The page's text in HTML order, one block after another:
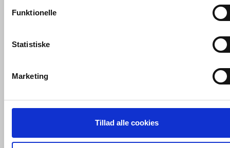
marketingcookies, som vi bruger til at målrette vores
markedsføring med henblik på annonceindhold, som giver
cookies. Ved at klikke 'Vis detaljer' nedenfor kan du se
tredjeparts cookies, som vores hjemmeside benytter.
Hvis du accepterer alle cookies, så giver du samtykke til de
ovenfor nævnte formål med de pågældende cookies. Du har
og fra nedenfor. Til enhver tid er det ligeledes muligt, at
Funktionelle
Statistiske
Marketing
Tillad alle cookies
Fragt 65,-